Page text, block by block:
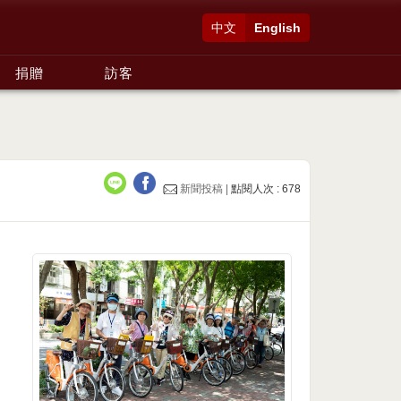
English
中文
捐贈 訪客
新聞投稿 |點閱人次 : 678